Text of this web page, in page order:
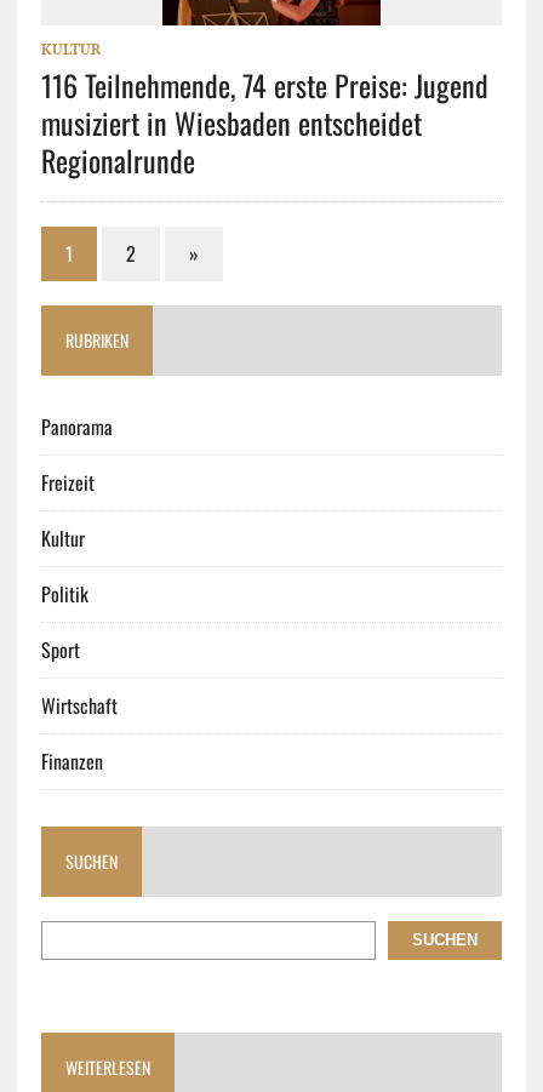
KULTUR
116 Teilnehmende, 74 erste Preise: Jugend
musiziert in Wiesbaden entscheidet
Regionalrunde
1 2 »
RUBRIKEN
Panorama
Freizeit
Kultur
Politik
Sport
Wirtschaft
Finanzen
SUCHEN
SUCHEN
WEITERLESEN